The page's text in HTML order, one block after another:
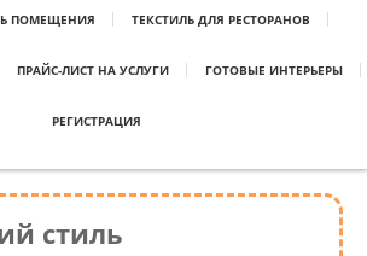
ПОМЕЩЕНИЯ ТЕКСТИЛЬ ДЛЯ РЕСТОРАНОВ
ПРАЙС-ЛИСТ НА УСЛУГИ ГОТОВЫЕ ИНТЕРЬЕРЫ
РЕГИСТРАЦИЯ
стиль